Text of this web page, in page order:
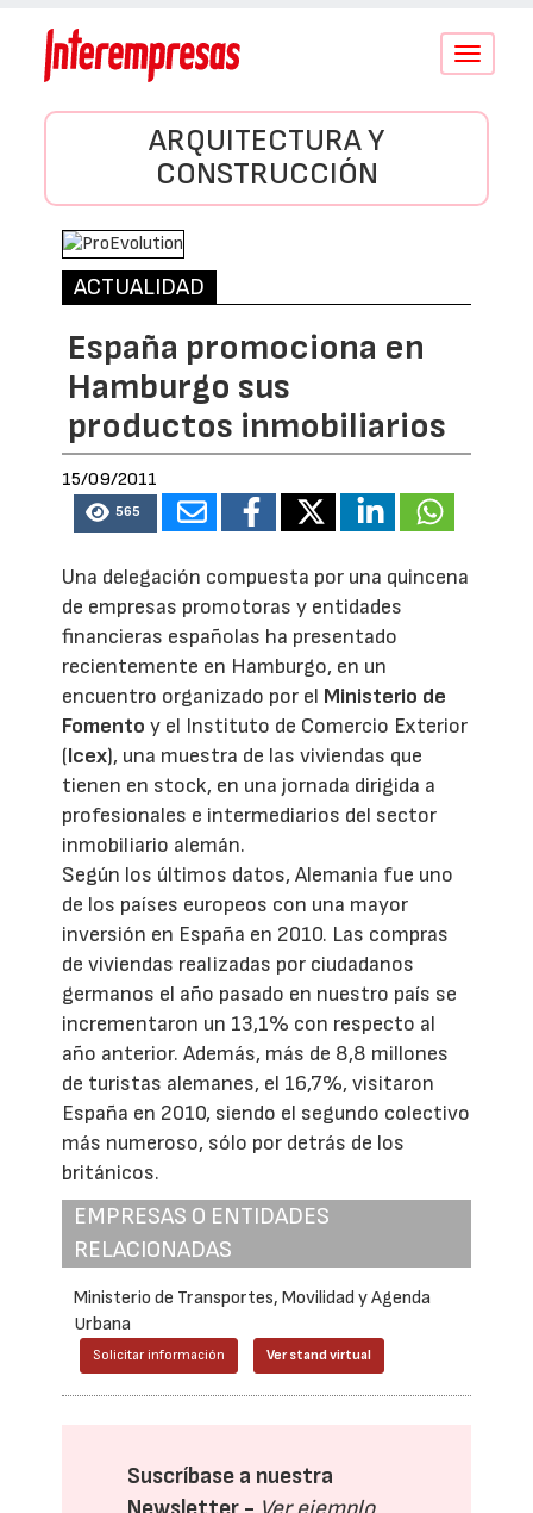
Conmutar
ARQUITECTURA Y
CONSTRUCCIÓN
ACTUALIDAD
España promociona en
Hamburgo sus
productos inmobiliarios
15/09/2011
565
Una delegación compuesta por una quincena
de empresas promotoras y entidades
financieras españolas ha presentado
recientemente en Hamburgo, en un
encuentro organizado por el Ministerio de
Fomento y el Instituto de Comercio Exterior
(Icex), una muestra de las viviendas que
tienen en stock, en una jornada dirigida a
profesionales e intermediarios del sector
inmobiliario alemán.
Según los últimos datos, Alemania fue uno
de los países europeos con una mayor
inversión en España en 2010. Las compras
de viviendas realizadas por ciudadanos
germanos el año pasado en nuestro país se
incrementaron un 13,1% con respecto al
año anterior. Además, más de 8,8 millones
de turistas alemanes, el 16,7%, visitaron
España en 2010, siendo el segundo colectivo
más numeroso, sólo por detrás de los
británicos.
EMPRESAS O ENTIDADES
RELACIONADAS
Ministerio de Transportes, Movilidad y Agenda
Urbana
Solicitar información Ver stand virtual
Suscríbase a nuestra